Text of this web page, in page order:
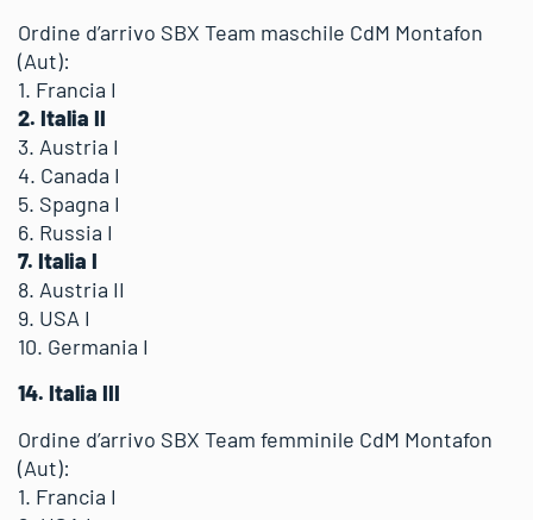
Ordine d’arrivo SBX Team maschile CdM Montafon
(Aut):
1. Francia I
2. Italia II
3. Austria I
4. Canada I
5. Spagna I
6. Russia I
7. Italia I
8. Austria II
9. USA I
10. Germania I
14. Italia III
Ordine d’arrivo SBX Team femminile CdM Montafon
(Aut):
1. Francia I